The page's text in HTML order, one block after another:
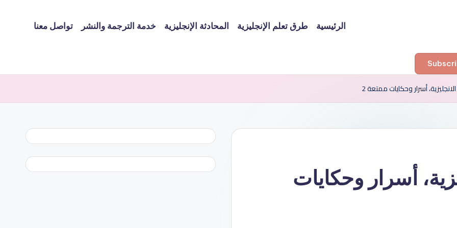
الرئيسية طرق تعلم الإنجليزية المحادثة الإنجليزية خدمة الترجمة والنشر تواصل معنا
أسرار وحكايات ممتعة 2
أسرار وحكايات